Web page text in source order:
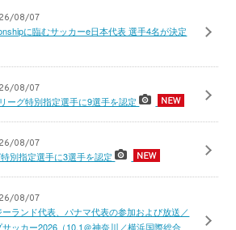
08/07
に臨むサッカーe日本代表 選手4名が決定
08/07
ーグ特別指定選手に9選手を認定
08/07
別指定選手に3選手を認定
08/07
ランド代表、パナマ代表の参加および放送／
ッカー2026（10.1＠神奈川／横浜国際総合